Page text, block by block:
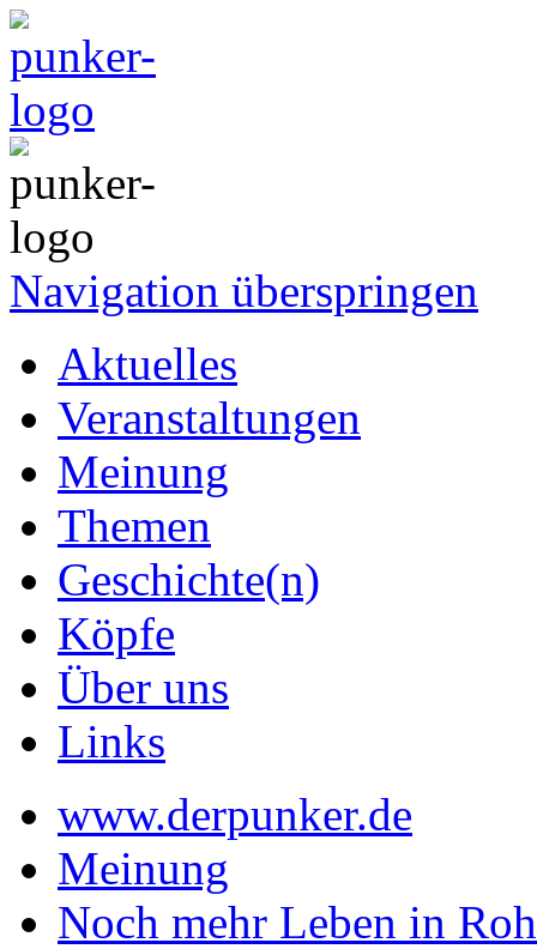
Navigation überspringen
Aktuelles
Veranstaltungen
Meinung
Themen
Geschichte(n)
Köpfe
Über uns
Links
www.derpunker.de
Meinung
Noch mehr Leben in